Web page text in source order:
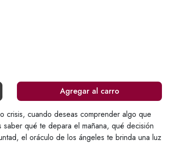
Agregar al carro
crisis, cuando deseas comprender algo que
qué te depara el mañana, qué decisión
el oráculo de los ángeles te brinda una luz